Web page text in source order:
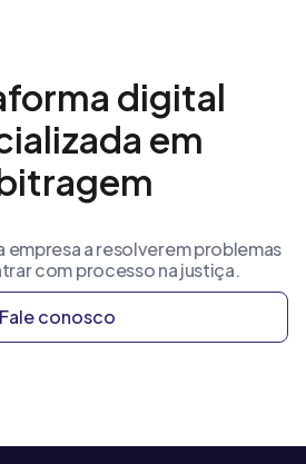
digital
em
empresa a resolverem problemas
com processo na justiça.
Fale conosco